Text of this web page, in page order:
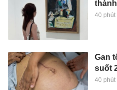
40
Gan
suốt
40